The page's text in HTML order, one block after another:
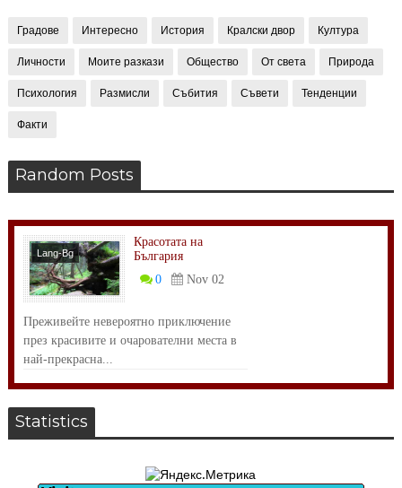
Градове Интересно История Кралски двор Култура
Личности Моите разкази Общество От света Природа
Психология Размисли Събития Съвети Тенденции
Факти
Random Posts
Lang-Bg
Общество
Красотата на
България
0
Nov 02
Преживейте невероятно приключение
през красивите и очарователни места в
най-прекрасна...
Statistics